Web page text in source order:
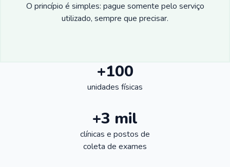
O princípio é simples: pague somente pelo serviço
utilizado, sempre que precisar.
+100
unidades físicas
+3 mil
clínicas e postos de
coleta de exames